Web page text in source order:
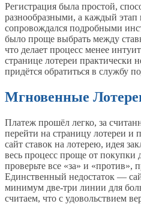
Регистрация была простой,
разнообразными, а каждый этап
сопровождался подробными
было проще выбрать между
что делает процесс менее
странице лотереи практически
придётся обратиться в службу
Мгновенные
Платеж прошёл легко, за
перейти на страницу лотереи и
сайт ставок на лотерею, идея
весь процесс проще от покупки
проверьте все «за» и «против»,
Единственный недостаток —
минимум две-три линии для
считаем, что с удовольствием